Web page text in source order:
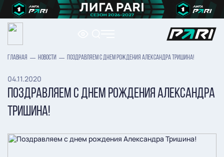
ГЛАВНАЯ НОВОСТИ ПОЗДРАВЛЯЕМ С ДНЕМ РОЖДЕНИЯ АЛЕКСАНДРА ТРИШИНА!
04.11.2020
ПОЗДРАВЛЯЕМ С ДНЕМ РОЖДЕНИЯ АЛЕКСАНДРА
ТРИШИНА!